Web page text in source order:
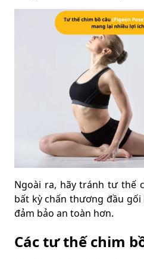
Ngoài ra, hãy tránh tư thế
bất kỳ chấn thương đầu gối
đảm bảo an toàn hơn.
Các tư thế chim